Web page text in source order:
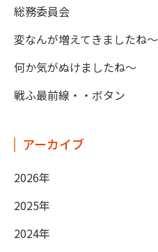
総務委員会
変なんが増えてきましたね～
何か気がぬけましたね～
戦ふ最前線・・ボタン
アーカイブ
2026年
2025年
2024年